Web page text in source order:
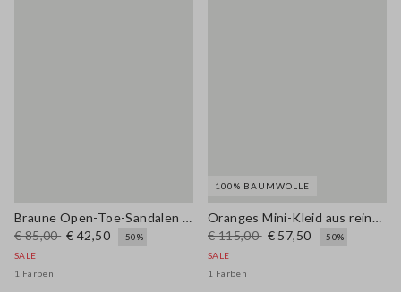
Braune Open-Toe-Sandalen aus echtem Leder
€ 85,00 € 42,50
-50%
SALE
1 Farben
100% BAUMWOLLE
Oranges Mini-Kleid aus reiner Baumwolle mit Lochstickerei, Regular Fit
€ 115,00 € 57,50
-50%
SALE
1 Farben